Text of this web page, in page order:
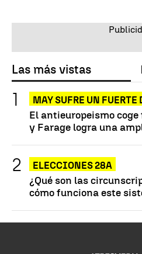
Las más vistas
MAY SUFRE UN FUERTE
El antieuropeismo
y Farage logra una
ELECCIONES 28A
¿Qué son las
cómo funciona este